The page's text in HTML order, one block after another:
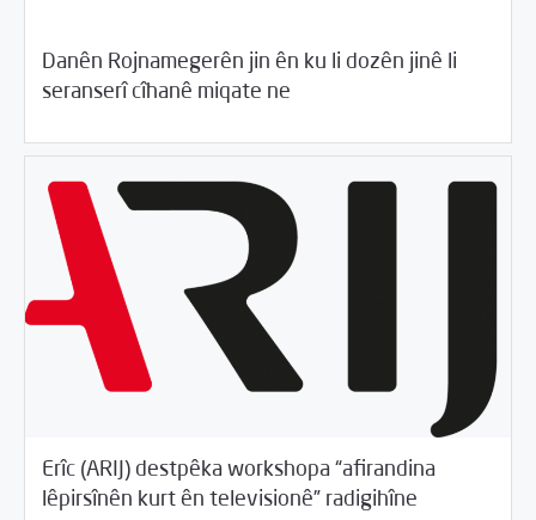
Danên Rojnamegerên jin ên ku li dozên jinê li
seranserî cîhanê miqate ne
18/2018 Rahînan û Beşdarî/Rotator
Erîc (ARIJ) destpêka workshopa “afirandina
lêpirsînên kurt ên televisionê” radigihîne
18/2018 Rahînan û Beşdarî/ Rotator